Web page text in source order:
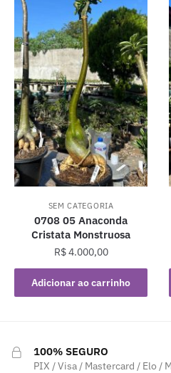
SEM CATEGORIA
0708 05 Anaconda
Cristata Monstruosa
R$4.000,00
Adicionar ao carrinho
100% SEGURO
PIX / Visa / Mastercard / Elo /